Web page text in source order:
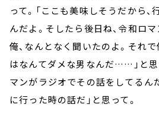
って。「ここも美味しそうだから、
んだよ。そしたら後日ね、令和ロ
俺、なんとなく聞いたのよ。それで
はなんてダメな男なんだ……」と
マンがラジオでその話をしてるん
に行った時の話だ」と思って。